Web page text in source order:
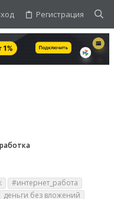
Регистрация
#интернет_работа
деньги без вложений